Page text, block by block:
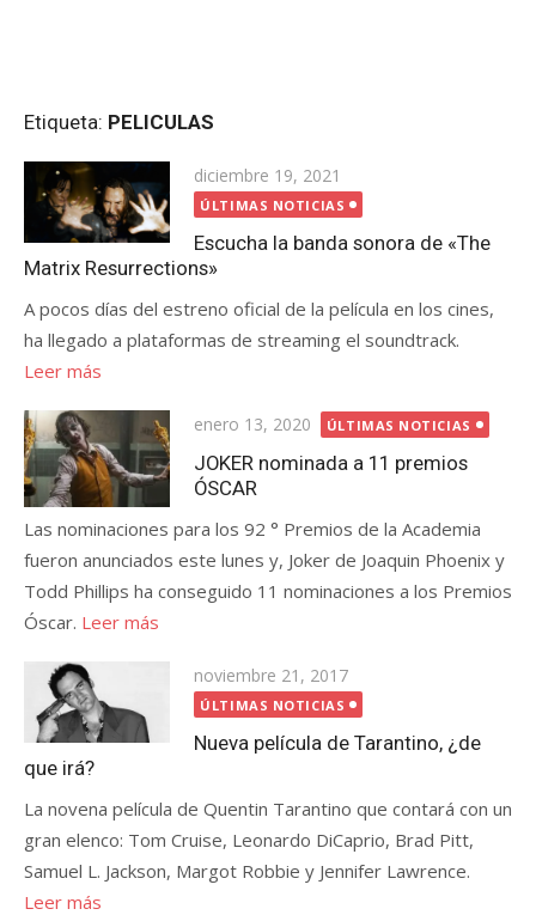
Etiqueta: PELICULAS
Publicada
el
diciembre 19, 2021
ÚLTIMAS NOTICIAS
Escucha la banda sonora de «The
Matrix Resurrections»
A pocos días del estreno oficial de la película en los cines,
ha llegado a plataformas de streaming el soundtrack.
Leer más
Publicada
el
enero 13, 2020 ÚLTIMAS NOTICIAS
JOKER nominada a 11 premios
ÓSCAR
Las nominaciones para los 92 ° Premios de la Academia
fueron anunciados este lunes y, Joker de Joaquin Phoenix y
Todd Phillips ha conseguido 11 nominaciones a los Premios
Óscar. Leer más
Publicada
el
noviembre 21, 2017
ÚLTIMAS NOTICIAS
Nueva película de Tarantino, ¿de
que irá?
La novena película de Quentin Tarantino que contará con un
gran elenco: Tom Cruise, Leonardo DiCaprio, Brad Pitt,
Samuel L. Jackson, Margot Robbie y Jennifer Lawrence.
Leer más